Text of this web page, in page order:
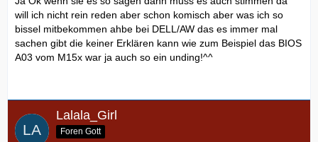
will ich nicht rein reden aber schon komisch aber was ich so
bissel mitbekommen ahbe bei DELL/AW das es immer mal
sachen gibt die keiner Erklären kann wie zum Beispiel das BIOS
A03 vom M15x war ja auch so ein unding!^^
Lalala_Girl
Foren Gott